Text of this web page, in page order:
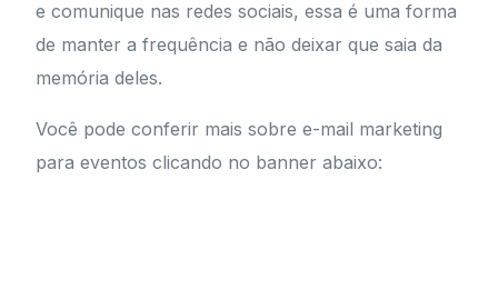
e comunique nas redes sociais, essa é uma forma
de manter a frequência e não deixar que saia da
memória deles.
Você pode conferir mais sobre e-mail marketing
para eventos clicando no banner abaixo: